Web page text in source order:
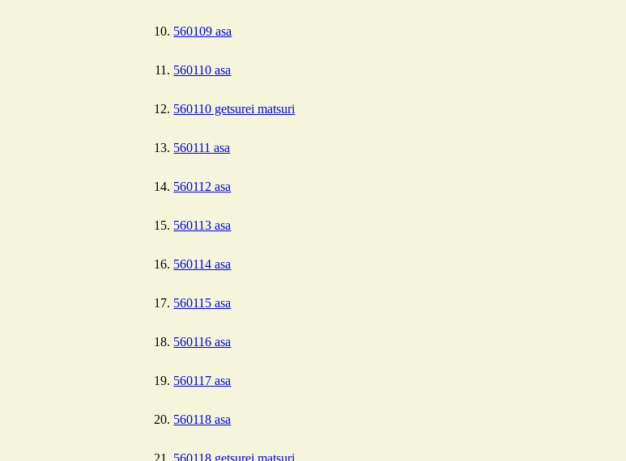
560109 asa
560110 asa
560110 getsurei matsuri
560111 asa
560112 asa
560113 asa
560114 asa
560115 asa
560116 asa
560117 asa
560118 asa
560118 getsurei matsuri